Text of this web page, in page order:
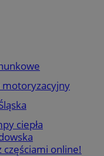
ciepła
częściami online!